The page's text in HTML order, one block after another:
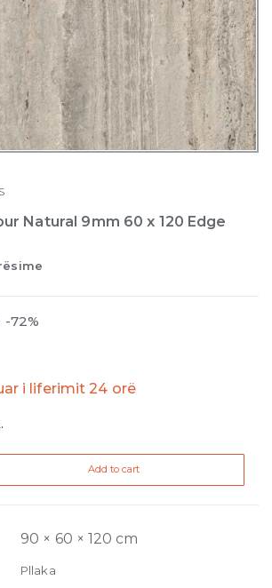
Natural 9mm 60 x 120 Edge
72%
i liferimit 24 orë
Add to cart
90 × 60 × 120 cm
Pllaka